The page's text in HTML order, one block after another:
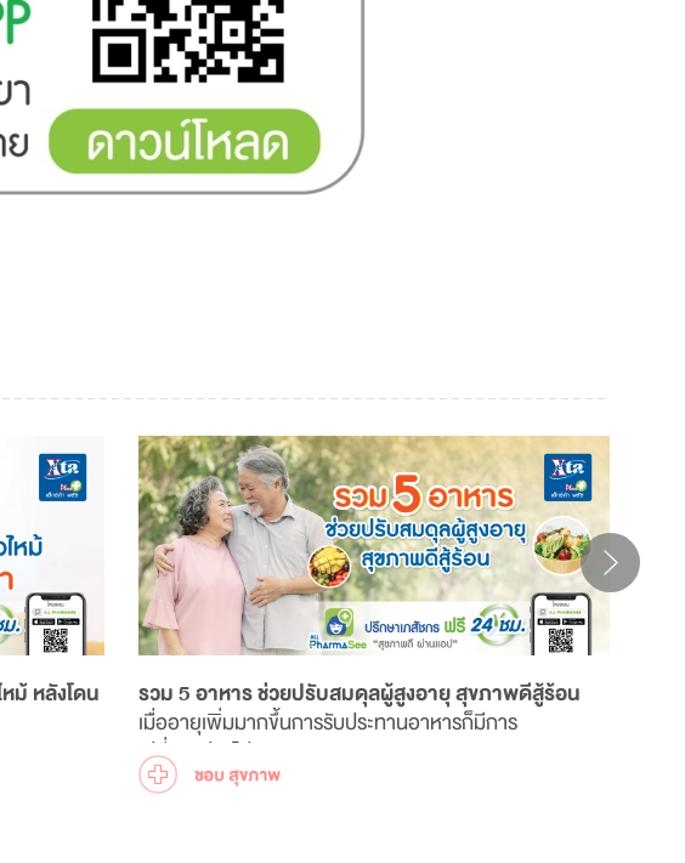
ม้ หลังโดน
า
รวม 5 อาหาร ช่วยปรับสมดุลผู้สูงอายุ สุขภาพดีสู้ร้อน
เมื่ออายุเพิ่มมากขึ้นการรับประทานอาหารก็มีการ
เปลี่ยนแปลงไปจากเดิม